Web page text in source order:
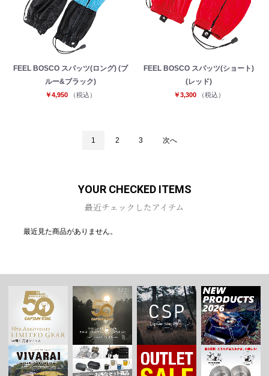
FEEL BOSCO スパッツ(ロング) (ブ
ルー&ブラック)
￥4,950 （税込）
FEEL BOSCO スパッツ(ショート)
(レッド)
￥3,300 （税込）
1 2 3 次へ
YOUR CHECKED ITEMS
最近チェックしたアイテム
最近見た商品がありません。